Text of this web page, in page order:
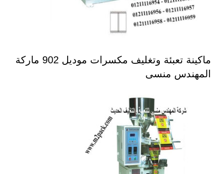
ماكينة تعبئة وتغليف مكسرات موديل 902 ماركة
المهندس منسى